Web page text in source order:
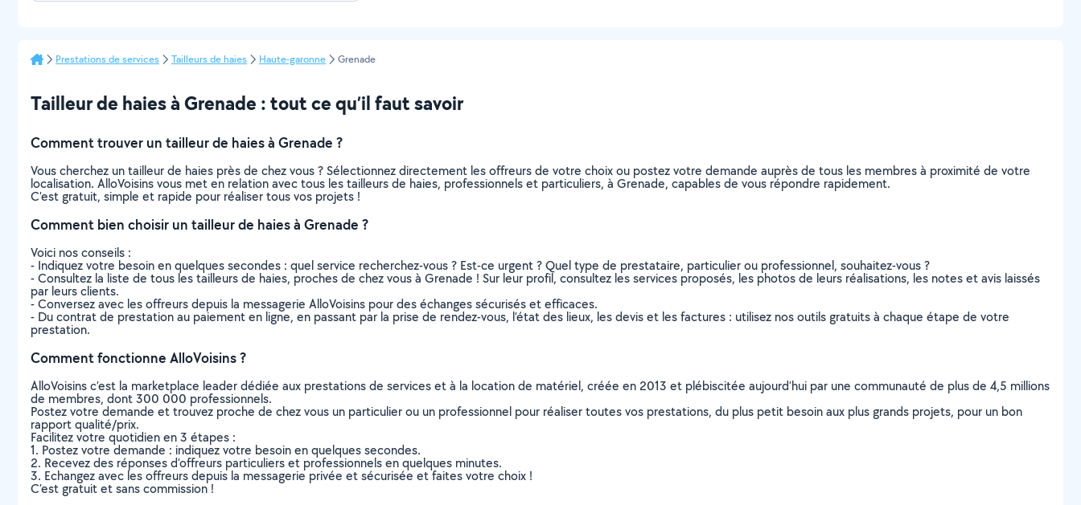
Prestations de services Tailleurs de haies Haute-garonne Grenade
Tailleur de haies à Grenade : tout ce qu’il faut savoir
Comment trouver un tailleur de haies à Grenade ?
Vous cherchez un tailleur de haies près de chez vous ? Sélectionnez directement les offreurs de votre choix ou postez votre demande auprès de tous les membres à proximité de votre
localisation. AlloVoisins vous met en relation avec tous les tailleurs de haies, professionnels et particuliers, à Grenade, capables de vous répondre rapidement.
C’est gratuit, simple et rapide pour réaliser tous vos projets !
Comment bien choisir un tailleur de haies à Grenade ?
Voici nos conseils :
- Indiquez votre besoin en quelques secondes : quel service recherchez-vous ? Est-ce urgent ? Quel type de prestataire, particulier ou professionnel, souhaitez-vous ?
- Consultez la liste de tous les tailleurs de haies, proches de chez vous à Grenade ! Sur leur profil, consultez les services proposés, les photos de leurs réalisations, les notes et avis laissés
par leurs clients.
- Conversez avec les offreurs depuis la messagerie AlloVoisins pour des échanges sécurisés et efficaces.
- Du contrat de prestation au paiement en ligne, en passant par la prise de rendez-vous, l’état des lieux, les devis et les factures : utilisez nos outils gratuits à chaque étape de votre
prestation.
Comment fonctionne AlloVoisins ?
AlloVoisins c’est la marketplace leader dédiée aux prestations de services et à la location de matériel, créée en 2013 et plébiscitée aujourd’hui par une communauté de plus de 4,5 millions
de membres, dont 300 000 professionnels.
Postez votre demande et trouvez proche de chez vous un particulier ou un professionnel pour réaliser toutes vos prestations, du plus petit besoin aux plus grands projets, pour un bon
rapport qualité/prix.
Facilitez votre quotidien en 3 étapes :
1. Postez votre demande : indiquez votre besoin en quelques secondes.
2. Recevez des réponses d’offreurs particuliers et professionnels en quelques minutes.
3. Echangez avec les offreurs depuis la messagerie privée et sécurisée et faites votre choix !
C’est gratuit et sans commission !